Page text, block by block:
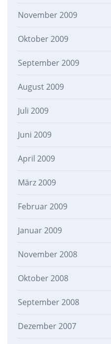
November 2009
Oktober 2009
September 2009
August 2009
Juli 2009
Juni 2009
April 2009
März 2009
Februar 2009
Januar 2009
November 2008
Oktober 2008
September 2008
Dezember 2007